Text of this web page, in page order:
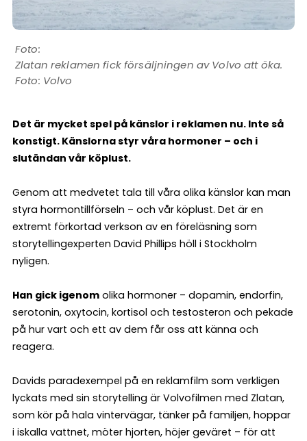
Zlatan reklamen fick försäljningen av Volvo att öka.
Foto: Volvo
Det är mycket spel på känslor i reklamen nu. Inte så
konstigt. Känslorna styr våra hormoner – och i
slutändan vår köplust.
Genom att medvetet tala till våra olika känslor kan man
styra hormontillförseln – och vår köplust. Det är en
extremt förkortad verkson av en föreläsning som
storytellingexperten David Phillips höll i Stockholm
nyligen.
Han gick igenom olika hormoner – dopamin, endorfin,
serotonin, oxytocin, kortisol och testosteron och pekade
på hur vart och ett av dem får oss att känna och
reagera.
Davids paradexempel på en reklamfilm som verkligen
lyckats med sin storytelling är Volvofilmen med Zlatan,
som kör på hala vintervägar, tänker på familjen, hoppar
i iskalla vattnet, möter hjorten, höjer geväret – för att